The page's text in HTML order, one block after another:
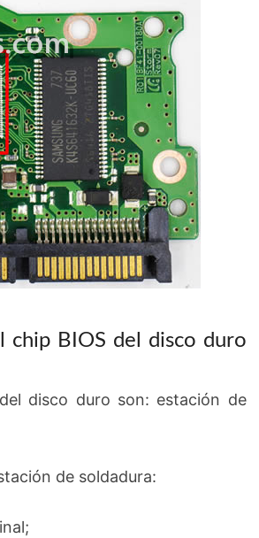
chip BIOS del disco duro
disco duro son: estación de
de soldadura: